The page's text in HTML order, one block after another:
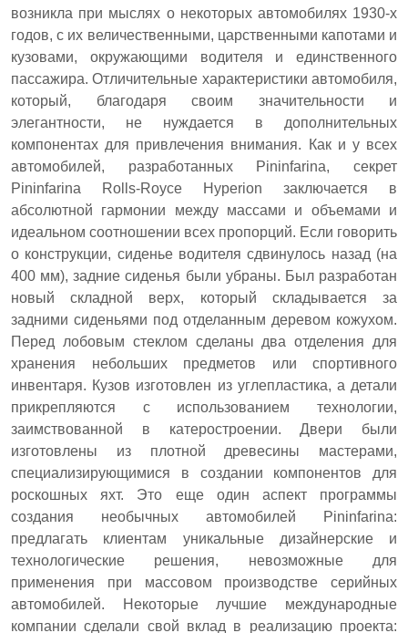
возникла при мыслях о некоторых автомобилях 1930-х
годов, с их величественными, царственными капотами и
кузовами, окружающими водителя и единственного
пассажира. Отличительные характеристики автомобиля,
который, благодаря своим значительности и
элегантности, не нуждается в дополнительных
компонентах для привлечения внимания. Как и у всех
автомобилей, разработанных Pininfarina, секрет
Pininfarina Rolls-Royce Hyperion заключается в
абсолютной гармонии между массами и объемами и
идеальном соотношении всех пропорций. Если говорить
о конструкции, сиденье водителя сдвинулось назад (на
400 мм), задние сиденья были убраны. Был разработан
новый складной верх, который складывается за
задними сиденьями под отделанным деревом кожухом.
Перед лобовым стеклом сделаны два отделения для
хранения небольших предметов или спортивного
инвентаря. Кузов изготовлен из углепластика, а детали
прикрепляются с использованием технологии,
заимствованной в катеростроении. Двери были
изготовлены из плотной древесины мастерами,
специализирующимися в создании компонентов для
роскошных яхт. Это еще один аспект программы
создания необычных автомобилей Pininfarina:
предлагать клиентам уникальные дизайнерские и
технологические решения, невозможные для
применения при массовом производстве серийных
автомобилей. Некоторые лучшие международные
компании сделали свой вклад в реализацию проекта: